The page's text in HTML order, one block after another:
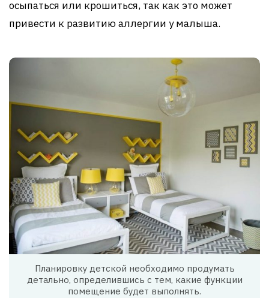
осыпаться или крошиться, так как это может
привести к развитию аллергии у малыша.
Планировку детской необходимо продумать
детально, определившись с тем, какие функции
помещение будет выполнять.